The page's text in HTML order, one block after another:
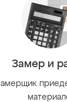
Замер и